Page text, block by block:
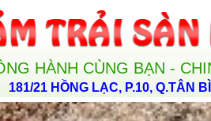
HÀNH CÙNG BẠN -
181/21 HỒNG LẠC, P.10, Q.TÂN